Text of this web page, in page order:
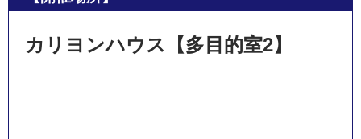
カリヨンハウス【多目的室2】